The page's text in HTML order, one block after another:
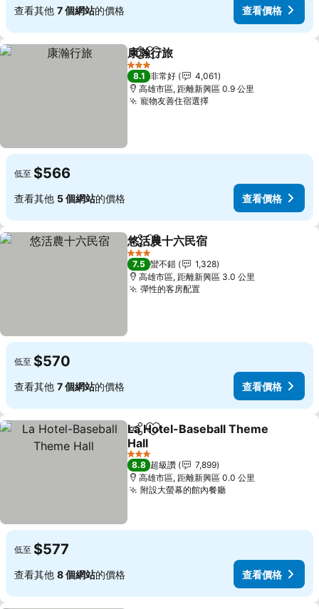
查看其他 7 個網站的價格 查看價格
分享 加入我的最愛
康瀚行旅
3 星級
8.1 非常好
4,061
高雄市區, 距離新興區 0.9 公里
寵物友善住宿選擇查看價格
低至 $566
查看其他 5 個網站的價格 查看價格
分享 加入我的最愛
悠活農十六民宿
3 星級
7.5 蠻不錯
1,328
高雄市區, 距離新興區 3.0 公里
彈性的客房配置查看價格
低至 $570
查看其他 7 個網站的價格 查看價格
分享 加入我的最愛
La Hotel-Baseball Theme
Hall
查看價格
3 星級
8.8 超級讚
7,899
高雄市區, 距離新興區 0.0 公里
附設大螢幕的館內餐廳查看價格
低至 $577
查看其他 8 個網站的價格 查看價格